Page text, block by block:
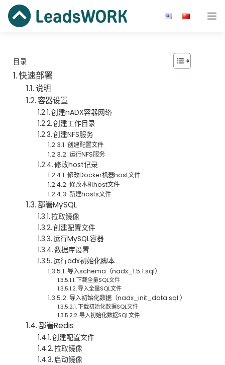
开发者
效果广告
目录
快速部署
说明
容器设置
创建nADX容器网络
创建工作目录
创建NFS服务
创建配置文件
运行NFS服务
修改host记录
修改Docker机器host文件
修改本机host文件
新建hosts文件
部署MySQL
拉取镜像
创建配置文件
运行MySQL容器
数据库设置
运行adx初始化脚本
导入schema（nadx_1.5.1.sql）
下载全量SQL文件
导入全量SQL文件
导入初始化数据（nadx_init_data.sql ）
下载初始化数据SQL文件
导入初始化数据SQL文件
部署Redis
创建配置文件
拉取镜像
启动镜像